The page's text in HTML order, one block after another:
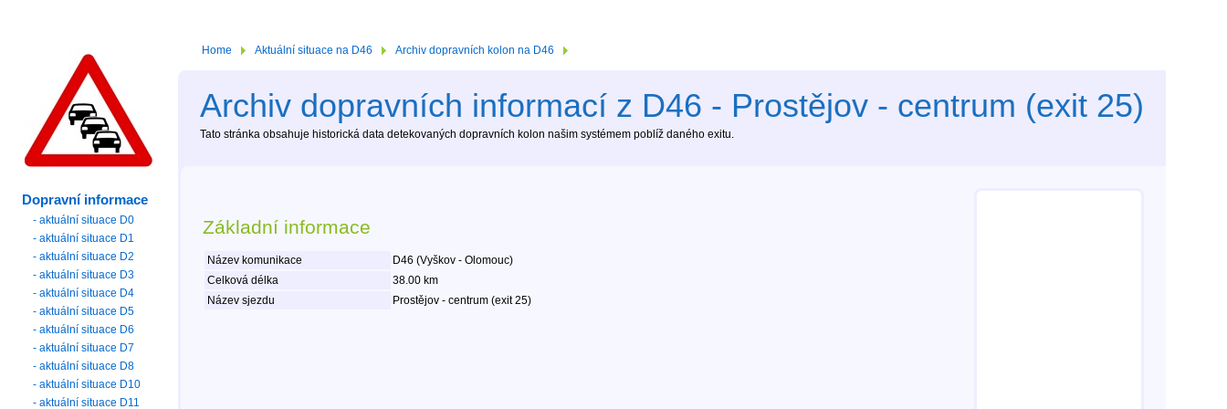
Home Aktuální situace na D46 Archiv dopravních kolon na D46
Archiv dopravních informací z D46 - Prostějov - centrum (exit 25)
Tato stránka obsahuje historická data detekovaných dopravních kolon našim systémem poblíž daného exitu.
Základní informace
Název komunikace
D46 (Vyškov - Olomouc)
Celková délka
38.00 km
Název sjezdu
Prostějov - centrum (exit 25)
Dopravní informace
- aktuální situace D0
- aktuální situace D1
- aktuální situace D2
- aktuální situace D3
- aktuální situace D4
- aktuální situace D5
- aktuální situace D6
- aktuální situace D7
- aktuální situace D8
- aktuální situace D10
- aktuální situace D11